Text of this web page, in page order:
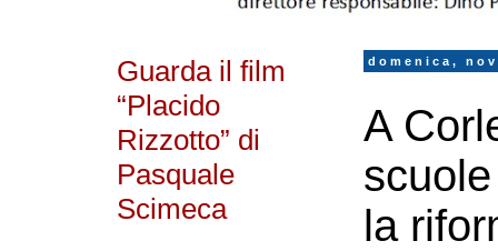
domenica,
A
la
Guarda il film
“Placido
Rizzotto” di
Pasquale
Scimeca